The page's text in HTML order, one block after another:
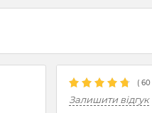
( 60
Залишити відгук